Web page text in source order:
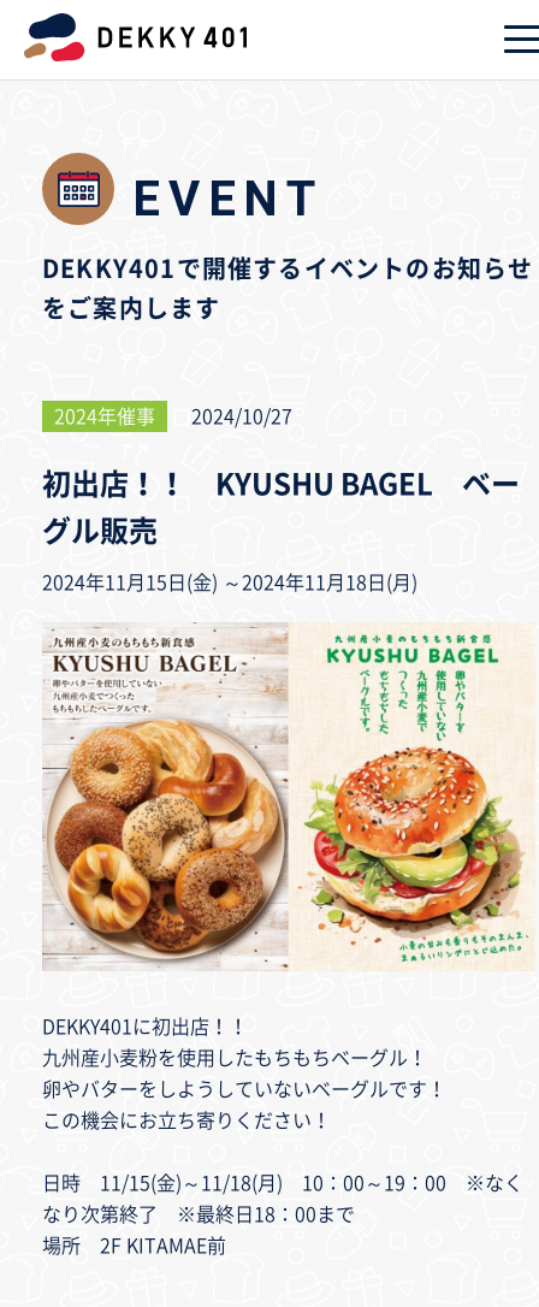
EVENT
DEKKY401で開催するイベントのお知らせ
をご案内します
2024年催事 2024/10/27
初出店！！ KYUSHU BAGEL ベー
グル販売
2024年11月15日(金) ～2024年11月18日(月)
DEKKY401に初出店！！
九州産小麦粉を使用したもちもちベーグル！
卵やバターをしようしていないベーグルです！
この機会にお立ち寄りください！
日時 11/15(金)～11/18(月) 10：00～19：00 ※なく
なり次第終了 ※最終日18：00まで
場所 2F KITAMAE前